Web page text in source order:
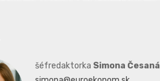
šéfredaktorka Simona Česaná